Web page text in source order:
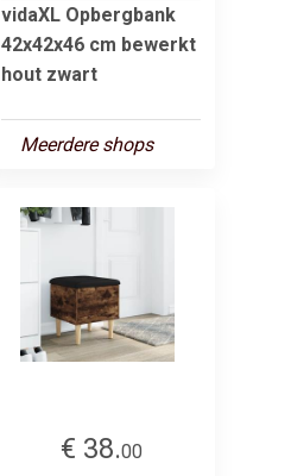
vidaXL Opbergbank
42x42x46 cm bewerkt
hout zwart
Meerdere shops
€ 38.00